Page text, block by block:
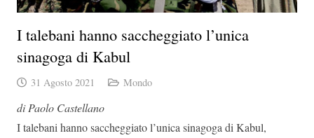
I talebani hanno saccheggiato l’unica
sinagoga di Kabul
31 Agosto 2021 Mondo
di Paolo Castellano
I talebani hanno saccheggiato l’unica sinagoga di Kabul,